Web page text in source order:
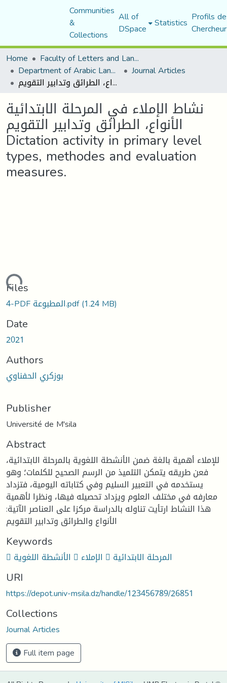
Communities
&
Collections
All of
DSpace Statistics Profils
Home
Faculty of Letters and Languages
Department of Arabic Language and Literature Journal Articles
نشاط الإملاء في المرحلة الابتدائية الأنواع، الطرائق وتدابير التقويم Dictation activity in primary level types, methodes and evaluation measures.
نشاط الإملاء في المرحلة الابتدائية
الأنواع، الطرائق وتدابير التقويم
Dictation activity in primary level
types, methodes and evaluation
measures.
Loading...
Files
4-PDF المطبوعة.pdf(1.24 MB)
Date
2021
Authors
بوزكري الحفناوي
Publisher
Université de M'sila
Abstract
للإملاء أهمية بالغة ضمن الأنشطة اللغوية بالمرحلة الابتدائية،
فعن طريقه يتمكن التلميذ من الرسم الصحيح للكلمات؛ وهو
يستخدمه في التعبير السليم وفي كتاباته اليومية، فتزداد
معارفه في مختلف العلوم ويزداد تحصيله فيها، ونظرا لأهمية
هذا النشاط ارتأيت تناوله بالدراسة مركزا على العناصر الآتية:
الأنواع والطرائق وتدابير التقويم
Keywords
 الأنشطة اللغوية  الإملاء  المرحلة الابتدائية
URI
https://depot.univ-msila.dz/handle/123456789/26851
Collections
Journal Articles
Full item page